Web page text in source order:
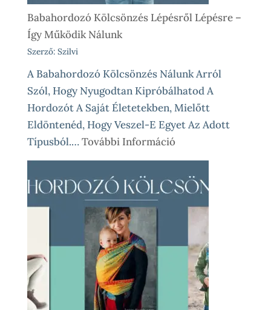
Babahordozó Kölcsönzés Lépésről Lépésre –
Így Működik Nálunk
Szerző: Szilvi
A Babahordozó Kölcsönzés Nálunk Arról
Szól, Hogy Nyugodtan Kipróbálhatod A
Hordozót A Saját Életetekben, Mielőtt
Eldöntenéd, Hogy Veszel-E Egyet Az Adott
Típusból.…További Információ:
Babahordozó
Kölcsönzés
Lépésről
Lépésre
Így
Működik
Nálunk